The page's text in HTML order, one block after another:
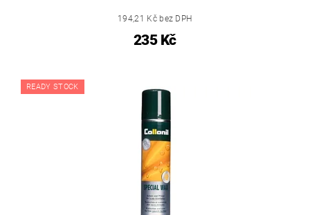
194,21 Kč bez DPH
235 Kč
READY STOCK